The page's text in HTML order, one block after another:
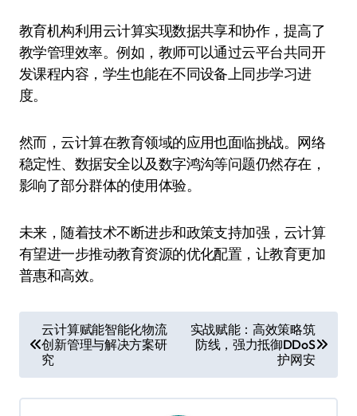
教育机构利用云计算实现数据共享和协作，提高了
教学管理效率。例如，教师可以通过云平台共同开
发课程内容，学生也能在不同设备上同步学习进
度。
然而，云计算在教育领域的应用也面临挑战。网络
稳定性、数据安全以及数字鸿沟等问题仍然存在，
影响了部分群体的使用体验。
未来，随着技术不断进步和政策支持加强，云计算
有望进一步推动教育资源的优化配置，让教育更加
普惠和高效。
章
导
航
云计算赋能智能化物流
创新管理与解决方案研
究
实战赋能：高效策略筑
防线，强力抵御DDoS
护网安